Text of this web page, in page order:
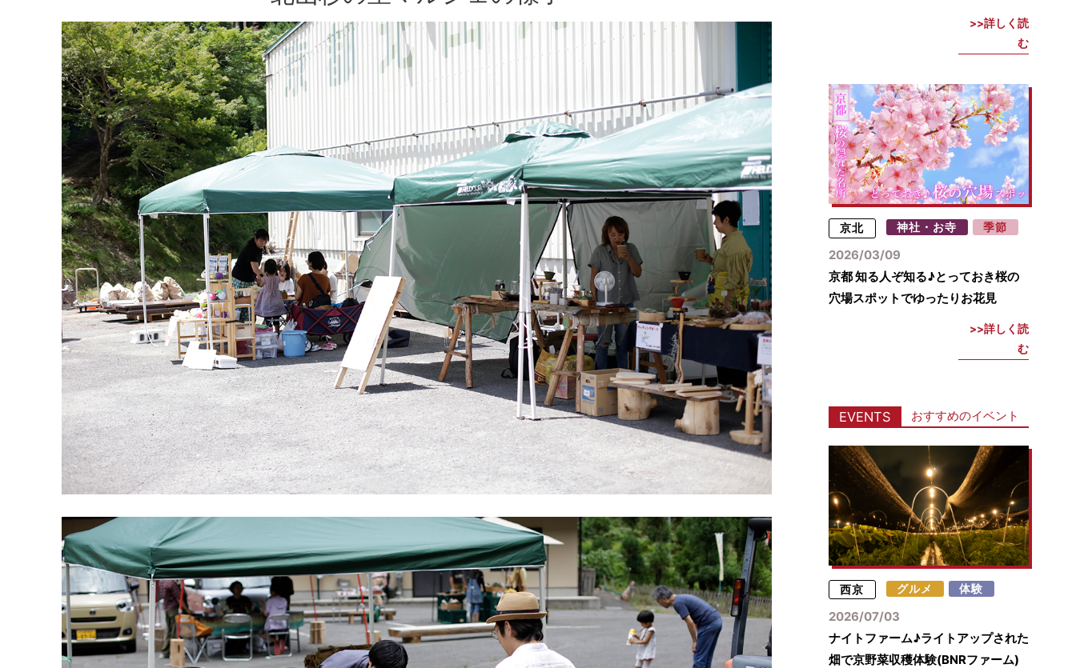
詳しく読
む
京北 神社・お寺 季節
2026/03/09
京都 知る人ぞ知る♪とっておき桜の
穴場スポットでゆったりお花見
詳しく読
む
EVENTS おすすめのイベント
西京 グルメ 体験
2026/07/03
ナイトファーム♪ライトアップされた
畑で京野菜収穫体験(BNRファーム)